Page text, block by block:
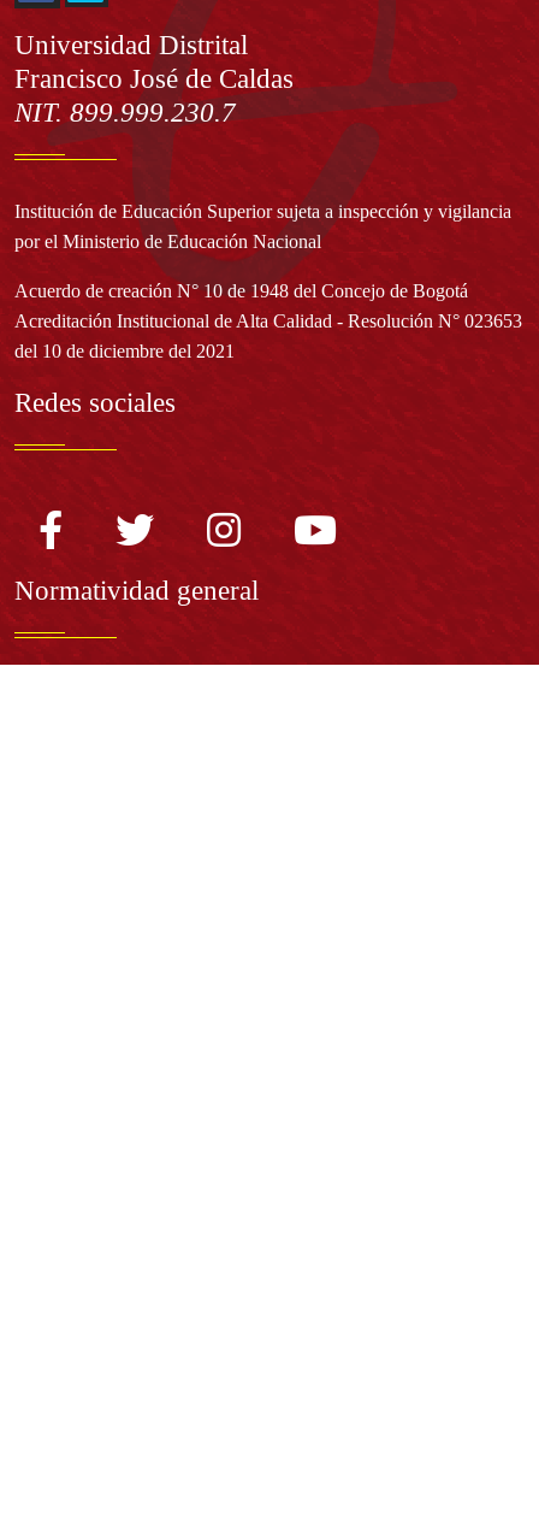
Información
Universidad Distrital
Francisco José de Caldas
NIT. 899.999.230.7
Institución de Educación Superior sujeta a inspección y vigilancia
por el Ministerio de Educación Nacional
Acuerdo de creación N° 10 de 1948 del Concejo de Bogotá
Acreditación Institucional de Alta Calidad - Resolución N° 023653
del 10 de diciembre del 2021
Redes sociales
Normatividad general